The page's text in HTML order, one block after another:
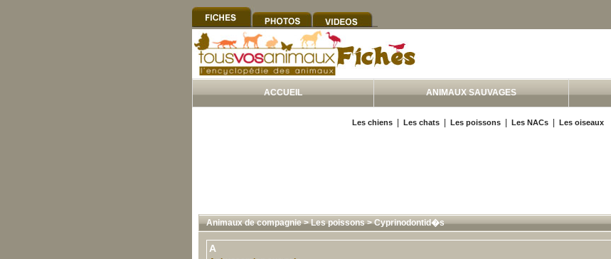
ACCUEIL ANIMAUX SAUVAGES
Les chiens Les chats Les poissons Les NACs Les oiseaux
Animaux de compagnie>Les poissons>Cyprinodontid�s
A